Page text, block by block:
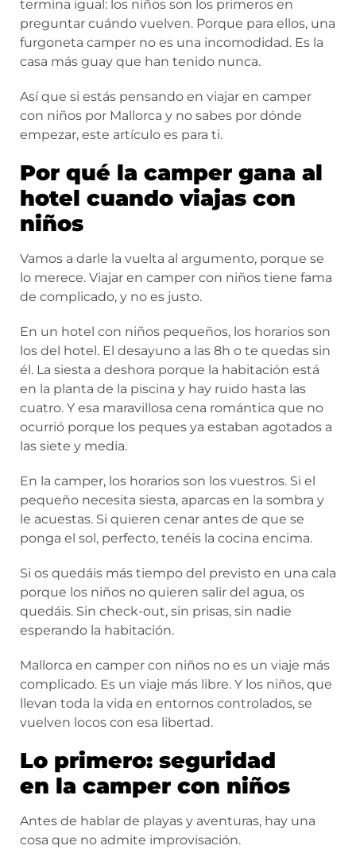
termina igual: los niños son los primeros en
preguntar cuándo vuelven. Porque para ellos, una
furgoneta camper no es una incomodidad. Es la
casa más guay que han tenido nunca.
Así que si estás pensando en viajar en camper
con niños por Mallorca y no sabes por dónde
empezar, este artículo es para ti.
Por qué la camper gana al
hotel cuando viajas con
niños
Vamos a darle la vuelta al argumento, porque se
lo merece. Viajar en camper con niños tiene fama
de complicado, y no es justo.
En un hotel con niños pequeños, los horarios son
los del hotel. El desayuno a las 8h o te quedas sin
él. La siesta a deshora porque la habitación está
en la planta de la piscina y hay ruido hasta las
cuatro. Y esa maravillosa cena romántica que no
ocurrió porque los peques ya estaban agotados a
las siete y media.
En la camper, los horarios son los vuestros. Si el
pequeño necesita siesta, aparcas en la sombra y
le acuestas. Si quieren cenar antes de que se
ponga el sol, perfecto, tenéis la cocina encima.
Si os quedáis más tiempo del previsto en una cala
porque los niños no quieren salir del agua, os
quedáis. Sin check-out, sin prisas, sin nadie
esperando la habitación.
Mallorca en camper con niños no es un viaje más
complicado. Es un viaje más libre. Y los niños, que
llevan toda la vida en entornos controlados, se
vuelven locos con esa libertad.
Lo primero: seguridad
en la camper con niños
Antes de hablar de playas y aventuras, hay una
cosa que no admite improvisación.